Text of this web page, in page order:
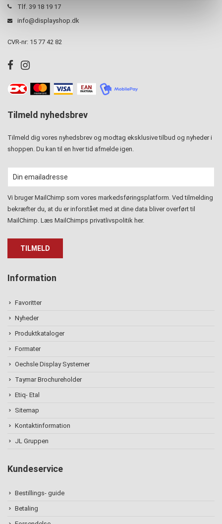
Tlf. 39 18 19 17
info@displayshop.dk
CVR-nr: 15 77 42 82
Tilmeld nyhedsbrev
Tilmeld dig vores nyhedsbrev og modtag eksklusive tilbud og nyheder i
shoppen. Du kan til en hver tid afmelde igen.
Vi bruger MailChimp som vores markedsføringsplatform. Ved tilmelding
bekræfter du, at du er inforstået med at dine data bliver overført til
MailChimp. Læs MailChimps privatlivspolitik her.
Information
Favoritter
Nyheder
Produktkataloger
Formater
Oechsle Display Systemer
Taymar Brochureholder
Etiq- Etal
Sitemap
Kontaktinformation
JL Gruppen
Kundeservice
Bestillings- guide
Betaling